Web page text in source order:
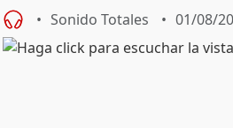
Sonido Totales 01/08/